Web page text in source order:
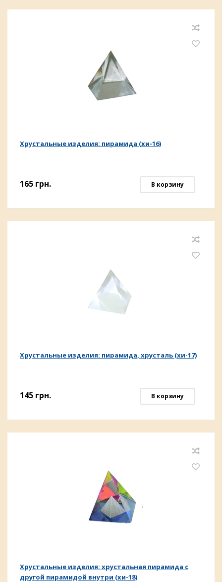
Хрустальные изделия: пирамида (хи-16)
165 грн. В корзину
Хрустальные изделия: пирамида, хрусталь (хи-17)
145 грн. В корзину
Хрустальные изделия: хрустальная пирамида с
другой пирамидой внутри (хи-18)